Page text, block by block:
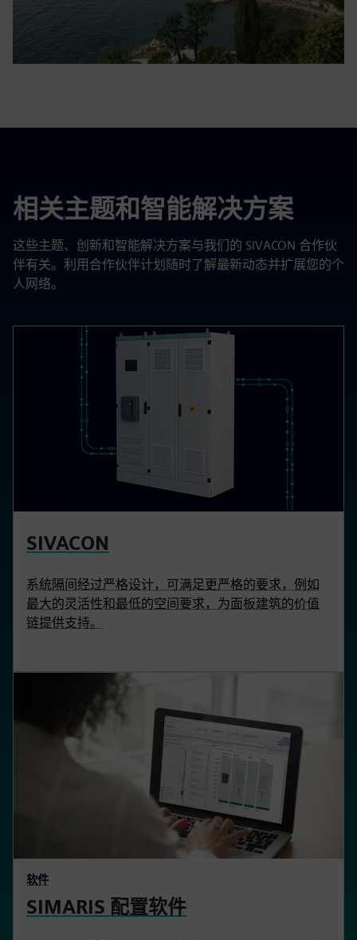
相关主题和智能解决方案
这些主题、创新和智能解决方案与我们的 SIVACON 合作伙
伴有关。利用合作伙伴计划随时了解最新动态并扩展您的个
人网络。
SIVACON
系统隔间经过严格设计，可满足更严格的要求，例如
最大的灵活性和最低的空间要求，为面板建筑的价值
链提供支持。
软件
SIMARIS 配置软件